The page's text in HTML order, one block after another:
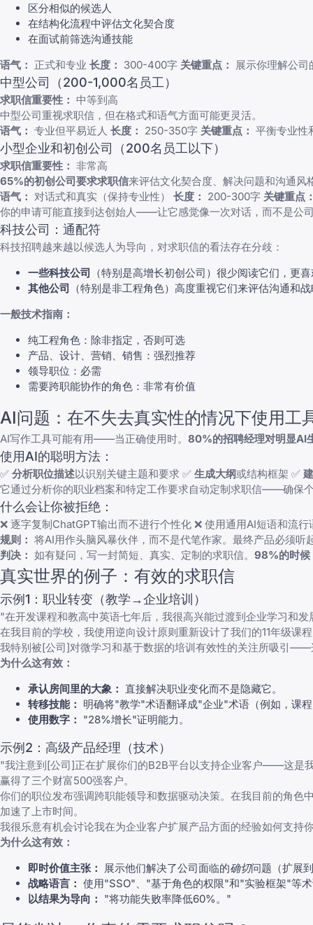
区分相似的候选人
在结构化流程中评估文化契合度
在面试前筛选沟通技能
语气： 正式和专业 长度： 300-400字 关键重点： 展示你理解公
中型公司（200-1,000名员工）
求职信重要性： 中等到高
中型公司重视求职信，但在格式和语气方面可能更灵活。
语气： 专业但平易近人 长度： 250-350字 关键重点： 平衡专业性
小型企业和初创公司（200名员工以下）
求职信重要性： 非常高
65%的初创公司要求求职信来评估文化契合度、解决问题和沟通风
语气： 对话式和真实（保持专业性） 长度： 200-300字 关键重点
你的申请可能直接到达创始人——让它感觉像一次对话，而不是公
科技公司：通配符
科技招聘越来越以候选人为导向，对求职信的看法存在分歧：
一些科技公司 （特别是高增长初创公司）很少阅读它们，更
其他公司 （特别是非工程角色）高度重视它们来评估沟通和
一般技术指南：
纯工程角色：除非指定，否则可选
产品、设计、营销、销售：强烈推荐
领导职位：必需
需要跨职能协作的角色：非常有价值
AI问题：在不失去真实性的情况下使用工
AI写作工具可能有用——当正确使用时。 80%的招聘经理对明显AI
使用AI的聪明方法：
✅ 分析职位描述以识别关键主题和要求 ✅ 生成大纲或结构框架 ✅
它通过分析你的职业档案和特定工作要求自动定制求职信——确保
什么会让你被拒绝：
❌ 逐字复制ChatGPT输出而不进行个性化 ❌ 使用通用AI短语和流
规则： 将AI用作头脑风暴伙伴，而不是代笔作家。最终产品必须
判决： 如有疑问，写一封简短、真实、定制的求职信。 98%的时候
真实世界的例子：有效的求职信
示例1：职业转变（教学→企业培训）
"在开发课程和教高中英语七年后，我很高兴能过渡到企业学习和
在我目前的学校，我使用逆向设计原则重新设计了我们的11年级
我特别被[公司]对微学习和基于数据的培训有效性的关注所吸引
为什么这有效：
承认房间里的大象： 直接解决职业变化而不是隐藏它。
转移技能： 明确将"教学"术语翻译成"企业"术语（例如，课
使用数字： "28%增长"证明能力。
示例2：高级产品经理（技术）
"我注意到[公司]正在扩展你们的B2B平台以支持企业客户——这是
赢得了三个财富500强客户。
你们的职位发布强调跨职能领导和数据驱动决策。在我目前的角
加速了上市时间。
我很乐意有机会讨论我在为企业客户扩展产品方面的经验如何支持
为什么这有效：
即时价值主张：
展示他们解决了公司面临的确切问题（扩展
战略语言： 使用"SSO"、"基于角色的权限"和"实验框架"等
以结果为导向： "将功能失败率降低60%。"